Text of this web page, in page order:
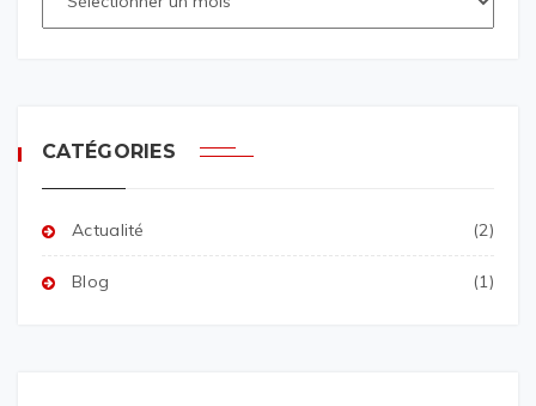
CATÉGORIES
Actualité (2)
Blog (1)